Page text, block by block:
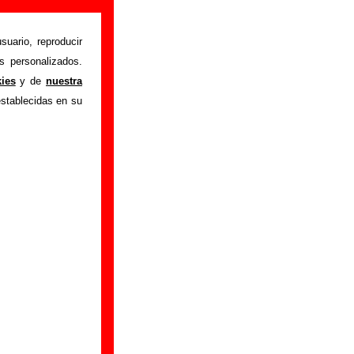
reproducir
personalizados.
y denuestra
en su
"Fenoscandia
el autor o los